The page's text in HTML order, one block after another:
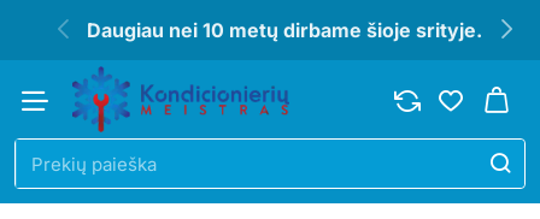
Daugiau nei 10 metų dirbame šioje srityje.
Prekių
paieška